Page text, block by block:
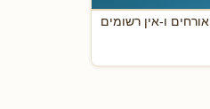
יש לנו 157 אורחים ו-אין רשומים